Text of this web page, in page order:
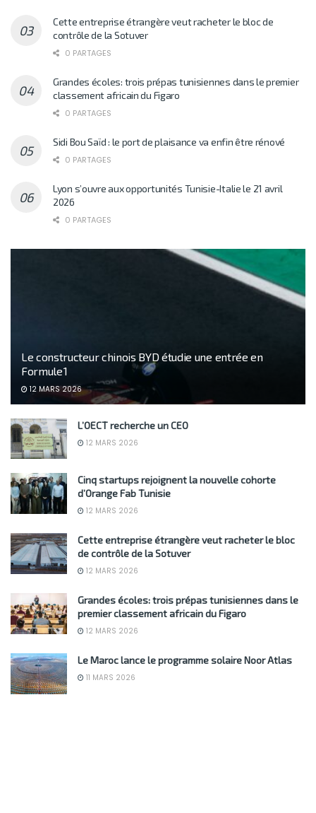
Cette entreprise étrangère veut racheter le bloc de
contrôle de la Sotuver
0 PARTAGES
Grandes écoles: trois prépas tunisiennes dans le premier
classement africain du Figaro
0 PARTAGES
Sidi Bou Saïd : le port de plaisance va enfin être rénové
0 PARTAGES
Lyon s’ouvre aux opportunités Tunisie-Italie le 21 avril
2026
0 PARTAGES
Le constructeur chinois BYD étudie une entrée en
Formule 1
12 MARS 2026
L’OECT recherche un CEO
12 MARS 2026
Cinq startups rejoignent la nouvelle cohorte
d’Orange Fab Tunisie
12 MARS 2026
Cette entreprise étrangère veut racheter le bloc
de contrôle de la Sotuver
12 MARS 2026
Grandes écoles: trois prépas tunisiennes dans le
premier classement africain du Figaro
12 MARS 2026
Le Maroc lance le programme solaire Noor Atlas
11 MARS 2026